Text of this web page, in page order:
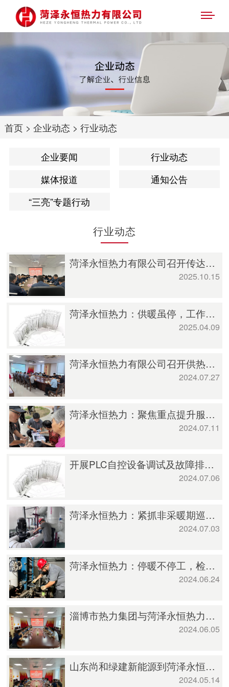
首页> 企业动态 > 行业动态
企业要闻
行业动态
媒体报道
通知公告
“三亮”专题行动
行业动态
菏泽永恒热力有限公司召开传达学习菏泽投资集团2025年度第三季度经营分析会会议精神暨10月份第一次经营分析会
2025.10.15
菏泽永恒热力：供暖虽停，工作不止
2025.04.09
菏泽永恒热力有限公司召开供热研判分析会
2024.07.27
菏泽永恒热力：聚焦重点提升服务水平，供热保障持续再发力
2024.07.11
开展PLC自控设备调试及故障排除专项技能培训
2024.07.06
菏泽永恒热力：紧抓非采暖期巡查维修改造，不断提升供热服务质效
2024.07.03
菏泽永恒热力：停暖不停工，检修工作有序进行
2024.06.24
淄博市热力集团与菏泽永恒热力开展座谈交流
2024.06.05
山东尚和绿建新能源到菏泽永恒热力座谈交流
2024.05.14